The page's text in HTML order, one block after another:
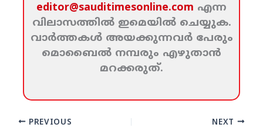
editor@sauditimesonline.com എന്ന
വിലാസത്തില്‍ ഇമെയില്‍ ചെയ്യുക.
വാര്‍ത്തകള്‍ അയക്കുന്നവര്‍ പേരും
മൊബൈല്‍ നമ്പരും എഴുതാന്‍
മറക്കരുത്‌.
PREVIOUS NEXT